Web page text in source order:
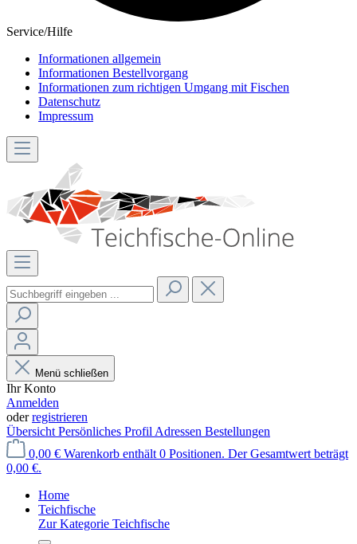
Service/Hilfe
Informationen allgemein
Informationen Bestellvorgang
Informationen zum richtigen Umgang mit Fischen
Datenschutz
Impressum
Menü schließen
Ihr Konto
Anmelden
oderregistrieren
Übersicht Persönliches Profil Adressen Bestellungen
0,00 € Warenkorb enthält 0 Positionen. Der Gesamtwert beträgt
0,00 €.
Home
Teichfische
Zur Kategorie Teichfische